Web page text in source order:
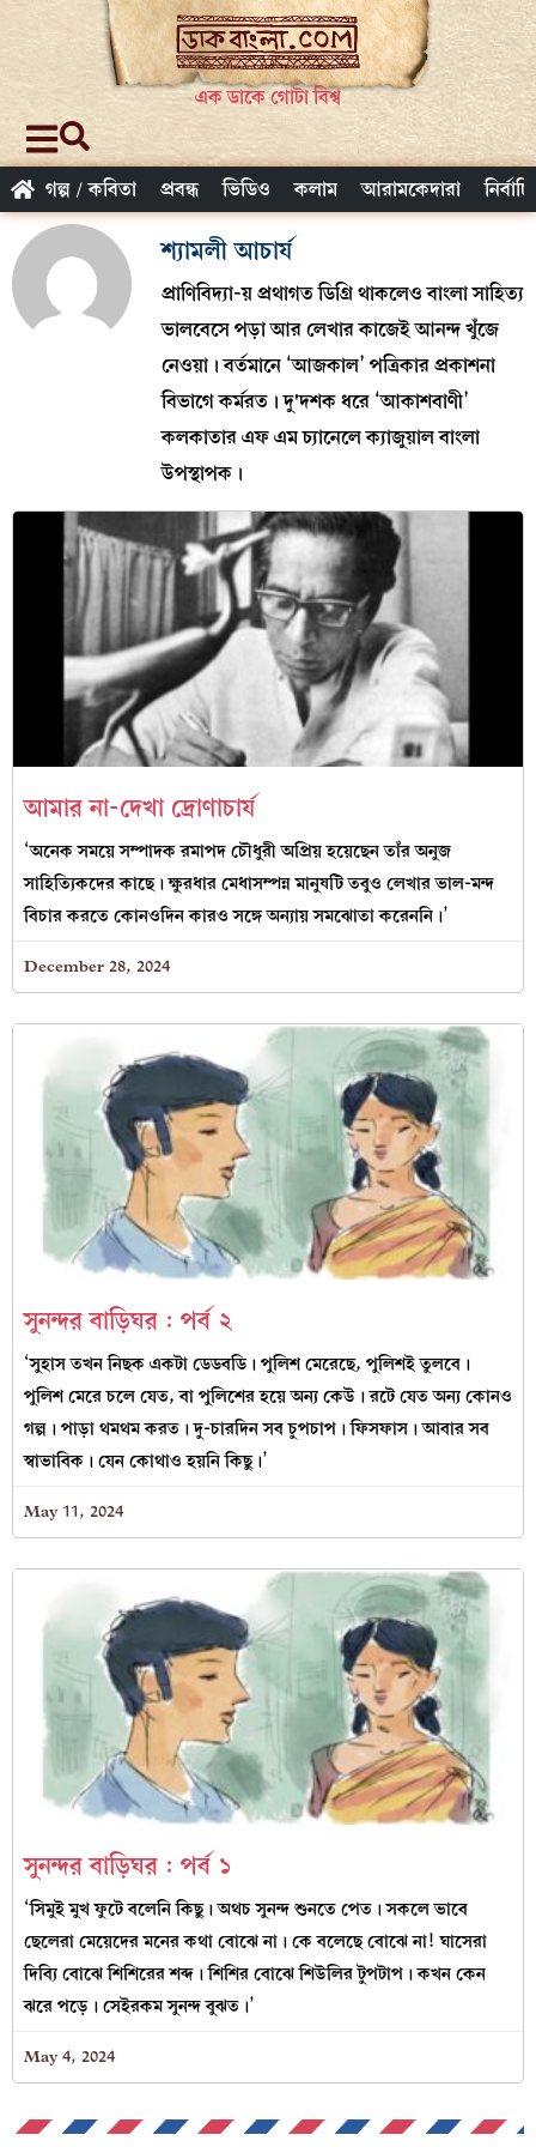
এক ডাকে গোটা বিশ্ব
গল্প / কবিতা প্রবন্ধ ভিডিও কলাম আরামকেদারা
শ্যামলী আচার্য
প্রাণিবিদ্যা-য় প্রথাগত ডিগ্রি থাকলেও বাংলা সাহিত্য
ভালবেসে পড়া আর লেখার কাজেই আনন্দ খুঁজে
নেওয়া। বর্তমানে ‘আজকাল’ পত্রিকার প্রকাশনা
বিভাগে কর্মরত। দু'দশক ধরে ‘আকাশবাণী’
কলকাতার এফ এম চ্যানেলে ক্যাজুয়াল বাংলা
উপস্থাপক।
আমার না-দেখা দ্রোণাচার্য
‘অনেক সময়ে সম্পাদক রমাপদ চৌধুরী অপ্রিয় হয়েছেন তাঁর অনুজ
সাহিত্যিকদের কাছে। ক্ষুরধার মেধাসম্পন্ন মানুষটি তবুও লেখার ভাল-মন্দ
বিচার করতে কোনওদিন কারও সঙ্গে অন্যায় সমঝোতা করেননি।’
December 28, 2024
সুনন্দর বাড়িঘর : পর্ব ২
‘সুহাস তখন নিছক একটা ডেডবডি। পুলিশ মেরেছে, পুলিশই তুলবে।
পুলিশ মেরে চলে যেত, বা পুলিশের হয়ে অন্য কেউ। রটে যেত অন্য কোনও
গল্প। পাড়া থমথম করত। দু-চারদিন সব চুপচাপ। ফিসফাস। আবার সব
স্বাভাবিক। যেন কোথাও হয়নি কিছু।’
May 11, 2024
সুনন্দর বাড়িঘর : পর্ব ১
‘সিমুই মুখ ফুটে বলেনি কিছু। অথচ সুনন্দ শুনতে পেত। সকলে ভাবে
ছেলেরা মেয়েদের মনের কথা বোঝে না। কে বলেছে বোঝে না! ঘাসেরা
দিব্যি বোঝে শিশিরের শব্দ। শিশির বোঝে শিউলির টুপটাপ। কখন কেন
ঝরে পড়ে। সেইরকম সুনন্দ বুঝত।’
May 4, 2024